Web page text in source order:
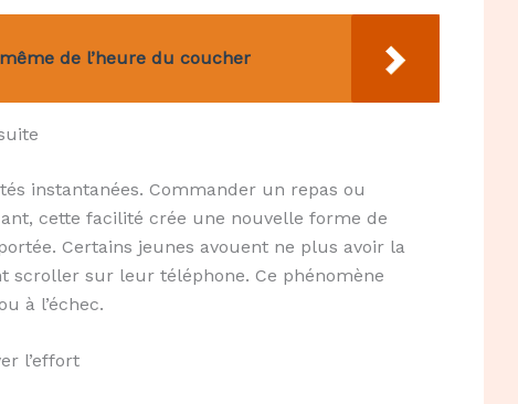
de l’heure du coucher
instantanées. Commander un repas ou
cette facilité crée une nouvelle forme de
Certains jeunes avouent ne plus avoir la
scroller sur leur téléphone. Ce phénomène
à l’échec.
l’effort